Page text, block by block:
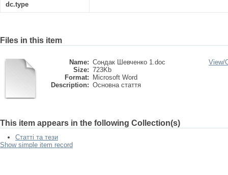
dc.type
Files in this item
Name: Сондак Шевченко 1.doc
Size: 723Kb
Format:
Microsoft Word
Description: Основна стаття
View/
This item appears in the following Collection(s)
Статті та тези
Show simple item record